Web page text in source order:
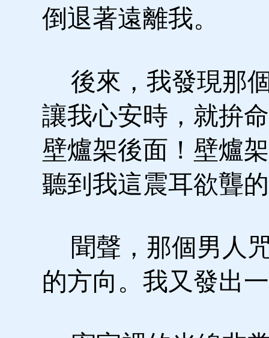
倒退著遠離我。
後來，我發現那
讓我心安時，就拚
壁爐架後面！壁爐
聽到我這震耳欲聾
聞聲，那個男人
的方向。我又發出